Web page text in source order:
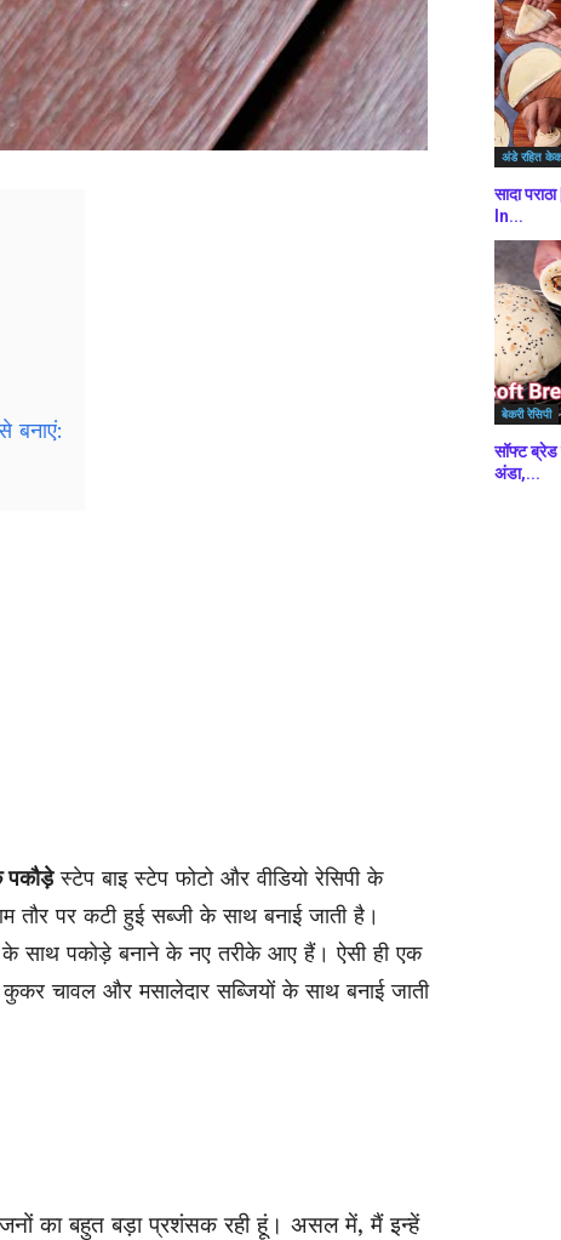
बनाएं:
पकौड़ेस्टेप बाइ स्टेप फोटो और वीडियो रेसिपी के
पर कटी हुई सब्जी के साथ बनाई जाती है।
के साथ पकोड़े बनाने के नए तरीके आए हैं। ऐसी ही एक
चावल और मसालेदार सब्जियों के साथ बनाई जाती
का बहुत बड़ा प्रशंसक रही हूं। असल में, मैं इन्हें
अंडे रहित केक
सादा
In...
बेकरी रेसिपी
सॉफ्ट
अंडा,...